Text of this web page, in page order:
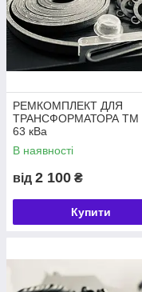
РЕМКОМПЛЕКТ ДЛЯ
ТРАНСФОРМАТОРА ТМ
63 кВа
В наявності
від 2 100 ₴
Купити